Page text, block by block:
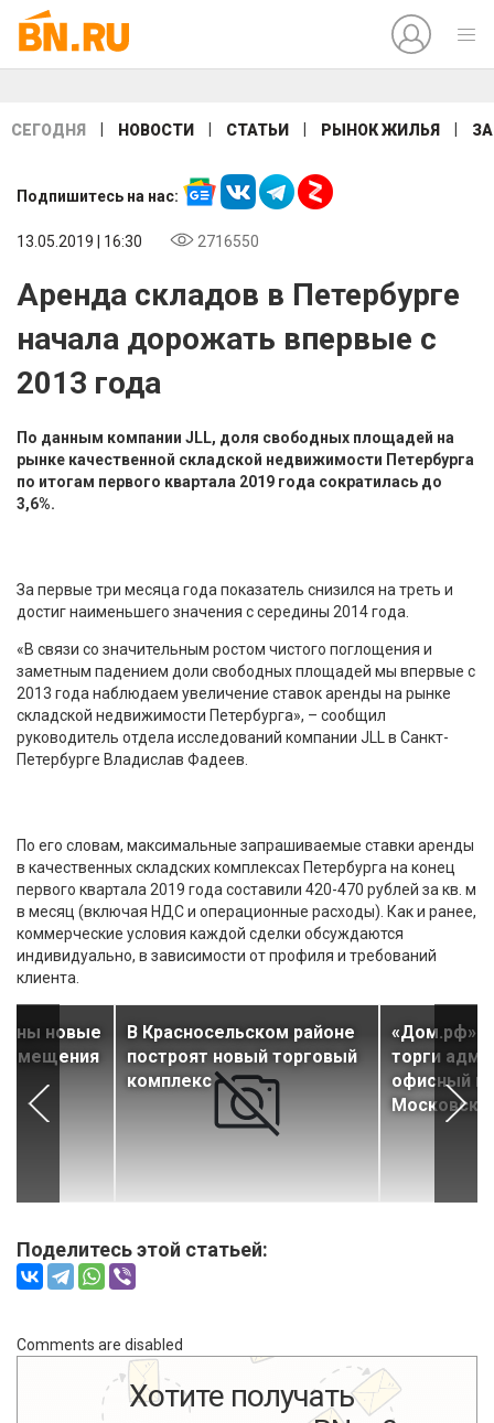
СЕГОДНЯ НОВОСТИ СТАТЬИ РЫНОК ЖИЛЬЯ
Подпишитесь на нас:
13.05.2019 | 16:30 2716550
Аренда складов в Петербурге
начала дорожать впервые с
2013 года
По данным компании JLL, доля свободных площадей на
рынке качественной складской недвижимости Петербурга
по итогам первого квартала 2019 года сократилась до
3,6%.
За первые три месяца года показатель снизился на треть и
достиг наименьшего значения с середины 2014 года.
«В связи со значительным ростом чистого поглощения и
заметным падением доли свободных площадей мы впервые с
2013 года наблюдаем увеличение ставок аренды на рынке
складской недвижимости Петербурга», – сообщил
руководитель отдела исследований компании JLL в Санкт-
Петербурге Владислав Фадеев.
По его словам, максимальные запрашиваемые ставки аренды
в качественных складских комплексах Петербурга на конец
первого квартала 2019 года составили 420-470 рублей за кв. м
в месяц (включая НДС и операционные расходы). Как и ранее,
коммерческие условия каждой сделки обсуждаются
индивидуально, в зависимости от профиля и требований
клиента.
новые
В Красносельском районе
построят новый торговый
комплекс
«Дом.рф»
торги
офисный
Поделитесь этой статьей:
Comments are disabled
Хотите получать